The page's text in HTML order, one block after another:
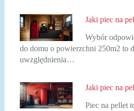
Jaki piec na
Wybór
do domu o powierzchni 250m2 to
uwzględnienia…
Jaki piec na
Piec na pellet